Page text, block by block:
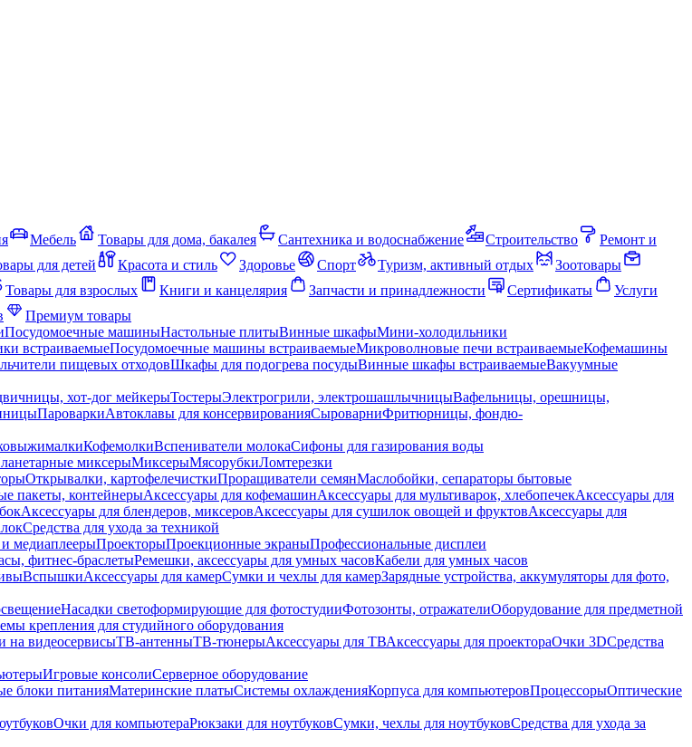
Мебель Товары для дома, бакалея Сантехника и водоснабжение Строительство
Ремонт и
для детей Красота и стиль Здоровье Спорт Туризм, активный отдых
Зоотовары
Товары для взрослых Книги и канцелярия Запчасти и принадлежности Сертификаты
Услуги
Премиум товары
Посудомоечные машиныНастольные плитыВинные шкафыМини-холодильники
встраиваемыеПосудомоечные машины встраиваемыеМикроволновые печи встраиваемыеКофемашины
пищевых отходовШкафы для подогрева посудыВинные шкафы встраиваемыеВакуумные
хот-дог мейкерыТостерыЭлектрогрили, электрошашлычницыВафельницы, орешницы,
ПароваркиАвтоклавы для консервированияСыроварниФритюрницы, фондю-
КофемолкиВспениватели молокаСифоны для газирования воды
миксерыМиксерыМясорубкиЛомтерезки
Открывалки, картофелечисткиПроращиватели семянМаслобойки, сепараторы бытовые
пакеты, контейнерыАксессуары для кофемашинАксессуары для мультиварок, хлебопечекАксессуары для
Аксессуары для блендеров, миксеровАксессуары для сушилок овощей и фруктовАксессуары для
Средства для ухода за техникой
медиаплеерыПроекторыПроекционные экраныПрофессиональные дисплеи
фитнес-браслетыРемешки, аксессуары для умных часовКабели для умных часов
ВспышкиАксессуары для камерСумки и чехлы для камерЗарядные устройства, аккумуляторы для фото,
Насадки светоформирующие для фотостудииФотозонты, отражателиОборудование для предметной
крепления для студийного оборудования
на видеосервисыТВ-антенныТВ-тюнерыАксессуары для ТВАксессуары для проектораОчки 3DСредства
Игровые консолиСерверное оборудование
блоки питанияМатеринские платыСистемы охлажденияКорпуса для компьютеровПроцессорыОптические
Очки для компьютераРюкзаки для ноутбуковСумки, чехлы для ноутбуковСредства для ухода за